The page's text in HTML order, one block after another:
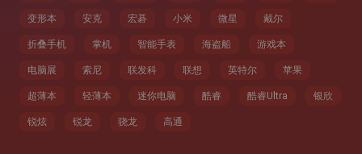
变形本 安克 宏碁 小米 微星 戴尔
折叠手机 掌机 智能手表 海盗船 游戏本
电脑展 索尼 联发科 联想 英特尔 苹果
超薄本 轻薄本 迷你电脑 酷睿 酷睿Ultra 银欣
锐炫 锐龙 骁龙 高通